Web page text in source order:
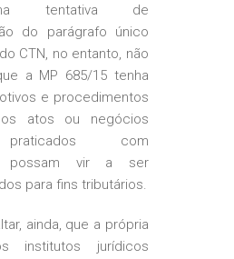
tentativa de
do parágrafo único
CTN, no entanto, não
a MP 685/15 tenha
e procedimentos
atos ou negócios
com
possam vir a ser
para fins tributários.
ainda, que a própria
institutos jurídicos